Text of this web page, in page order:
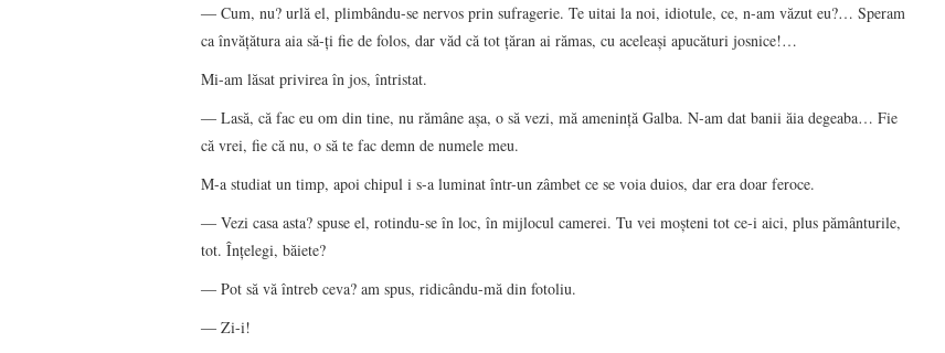
― Cum, nu? urlă el, plimbându-se nervos prin sufragerie. Te uitai la noi, idiotule, ce, n-am văzut eu?… Speram
ca învăţătura aia să-ţi fie de folos, dar văd că tot ţăran ai rămas, cu aceleaşi apucături josnice!…
Mi-am lăsat privirea în jos, întristat.
― Lasă, că fac eu om din tine, nu rămâne aşa, o să vezi, mă ameninţă Galba. N-am dat banii ăia degeaba… Fie
că vrei, fie că nu, o să te fac demn de numele meu.
M-a studiat un timp, apoi chipul i s-a luminat într-un zâmbet ce se voia duios, dar era doar feroce.
― Vezi casa asta? spuse el, rotindu-se în loc, în mijlocul camerei. Tu vei moşteni tot ce-i aici, plus pământurile,
tot. Înţelegi, băiete?
― Pot să vă întreb ceva? am spus, ridicându-mă din fotoliu.
― Zi-i!